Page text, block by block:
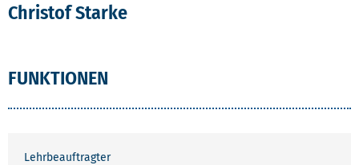
Christof Starke
FUNKTIONEN
Lehrbeauftragter